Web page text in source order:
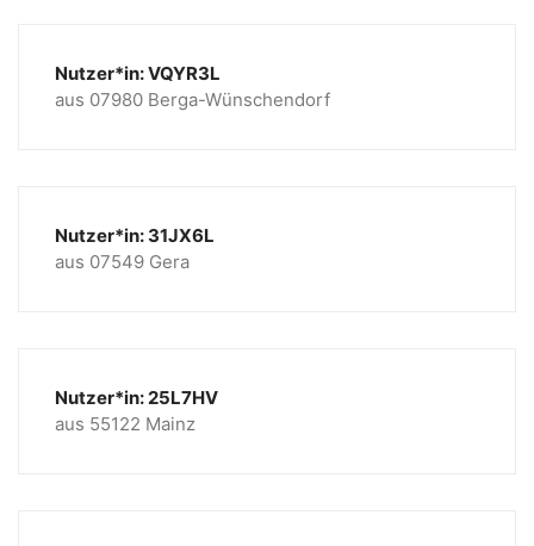
Nutzer*in: VQYR3L
aus 07980 Berga-Wünschendorf
Nutzer*in: 31JX6L
aus 07549 Gera
Nutzer*in: 25L7HV
aus 55122 Mainz